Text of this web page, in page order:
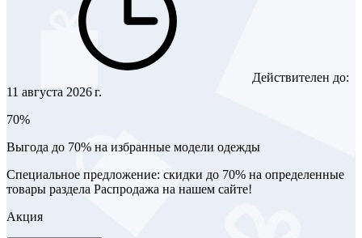
Действителен до:
11 августа 2026 г.
70%
Выгода до 70% на избранные модели одежды
Специальное предложение: скидки до 70% на определенные
товары раздела Распродажа на нашем сайте!
Акция